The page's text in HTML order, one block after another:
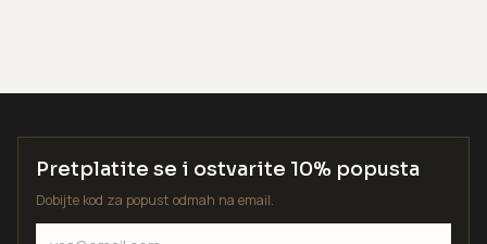
Pretplatite se i ostvarite 10% popusta
Dobijte kod za popust odmah na email.